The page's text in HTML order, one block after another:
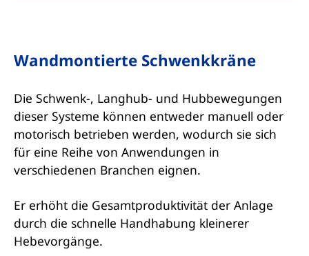
Wandmontierte Schwenkkräne
Die Schwenk-, Langhub- und Hubbewegungen
dieser Systeme können entweder manuell oder
motorisch betrieben werden, wodurch sie sich
für eine Reihe von Anwendungen in
verschiedenen Branchen eignen.
Er erhöht die Gesamtproduktivität der Anlage
durch die schnelle Handhabung kleinerer
Hebevorgänge.